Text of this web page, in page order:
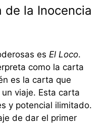
de la Inocencia
es El Loco.
como la carta
es la carta que
viaje. Esta carta
y potencial ilimitado.
de dar el primer